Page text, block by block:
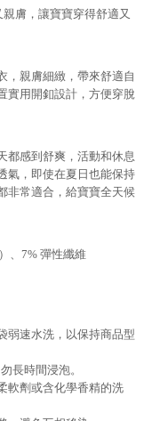
膚，讓寶寶穿得舒適又
，親膚細緻，帶來舒適自
實用開釦設計，方便穿脫
都感到舒爽，活動和休息
氣，即使在夏日也能保持
非常適合，給寶寶全天候
、7% 彈性纖維
弱速水洗，以保持商品型
長時間浸泡。
軟劑或含化學香精的洗